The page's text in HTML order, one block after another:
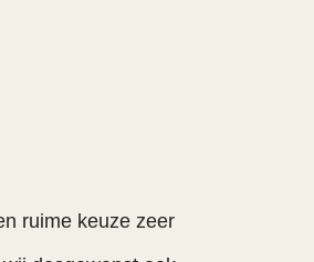
ruime keuze zeer